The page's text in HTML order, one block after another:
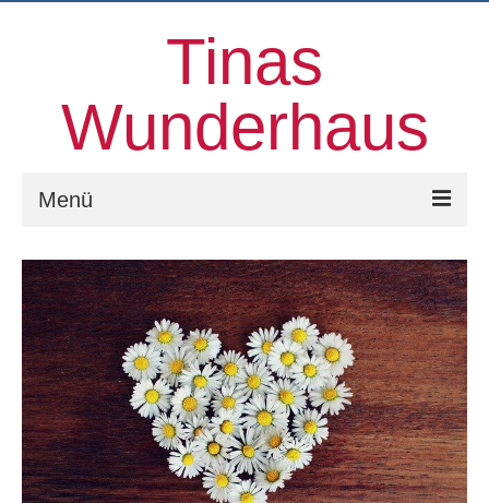
Tinas
Wunderhaus
Menü
Willkommen
Kinesiologie
Familienaufstellungen und mehr
Prozessorientierter Aufstellungstag
Kontakt
Über uns